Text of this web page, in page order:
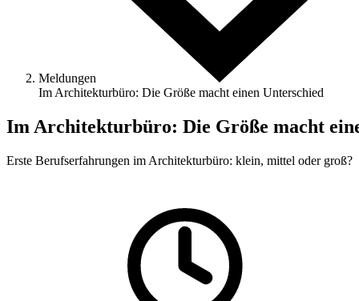
Meldungen
Im Architekturbüro: Die Größe macht einen Unterschied
Im Architekturbüro: Die Größe macht
Erste Berufserfahrungen im Architekturbüro: klein, mittel oder groß?